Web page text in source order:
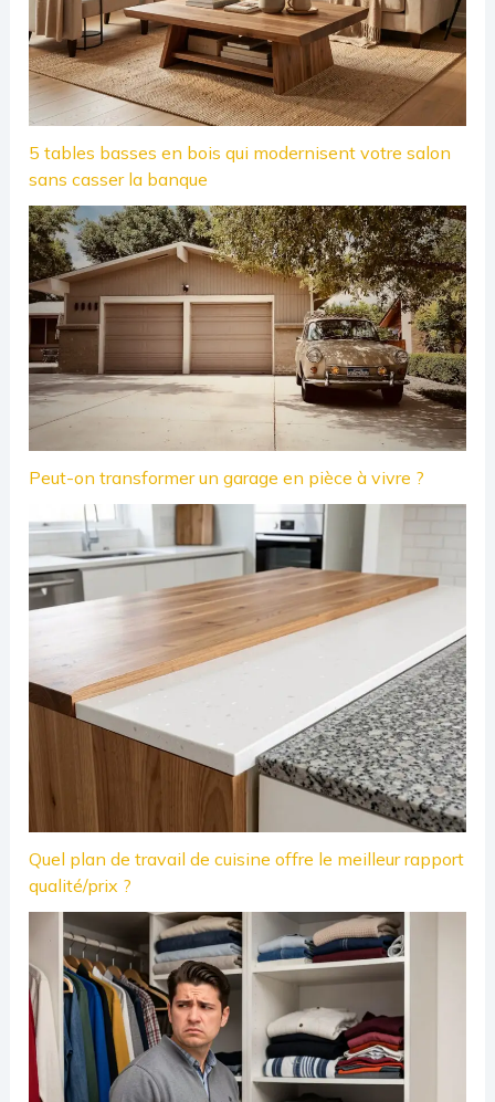
5 tables basses en bois qui modernisent votre salon
sans casser la banque
Peut-on transformer un garage en pièce à vivre ?
Quel plan de travail de cuisine offre le meilleur rapport
qualité/prix ?